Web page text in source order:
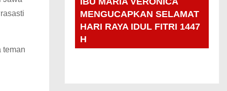
teman
MENGUCAPKAN SELAMAT
HARI RAYA IDUL FITRI 1447
H